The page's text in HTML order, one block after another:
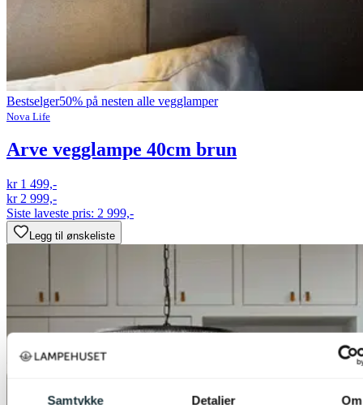
Samtykke Detaljer Om
Bestselger50% på nesten alle vegglamper
Nova Life
Arve vegglampe 40cm brun
kr 1 499,-
kr 2 999,-
Siste laveste pris: 2 999,-
Legg til ønskeliste